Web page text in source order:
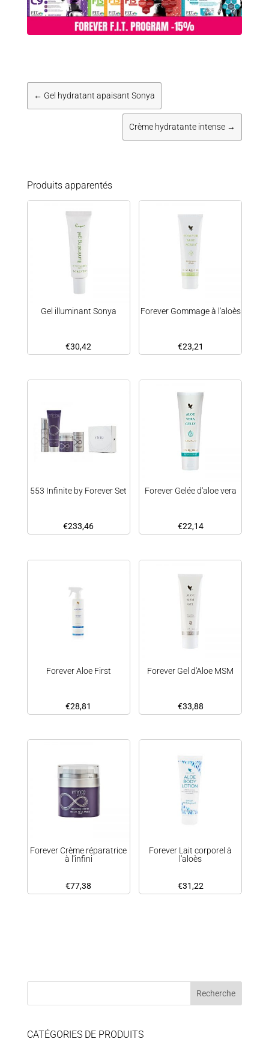
← Gel hydratant apaisant Sonya
Crème hydratante intense →
Produits apparentés
Gel illuminant Sonya
€30,42
Forever Gommage à l'aloès
€23,21
553 Infinite by Forever Set
€233,46
Forever Gelée d'aloe vera
€22,14
Forever Aloe First
€28,81
Forever Gel d'Aloe MSM
€33,88
Forever Crème réparatrice
à l'infini
€77,38
Forever Lait corporel à
l'aloès
€31,22
CATÉGORIES DE PRODUITS